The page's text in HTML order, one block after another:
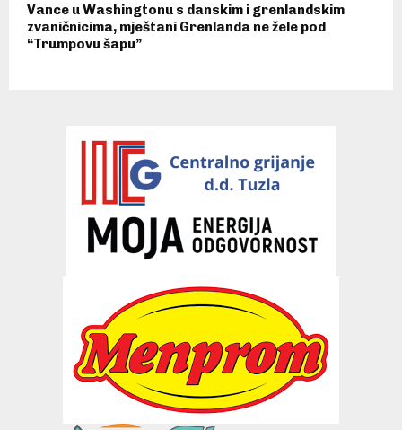
Vance u Washingtonu s danskim i grenlandskim
zvaničnicima, mještani Grenlanda ne žele pod
“Trumpovu šapu”